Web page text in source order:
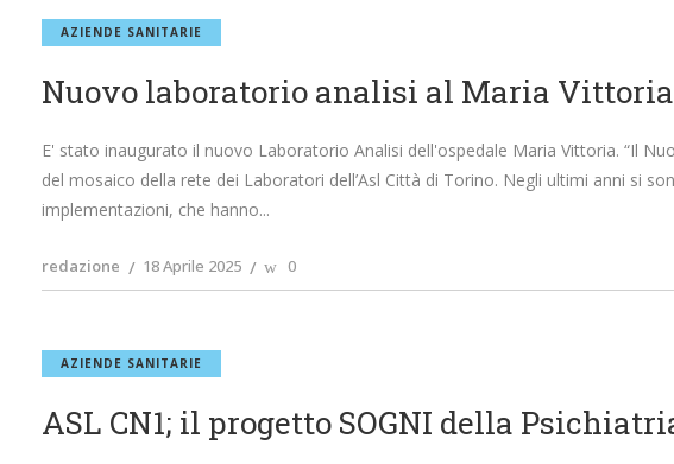
AZIENDE SANITARIE
Nuovo laboratorio analisi al Maria Vittoria
E' stato inaugurato il nuovo Laboratorio Analisi dell'ospedale Maria Vittoria. “Il
del mosaico della rete dei Laboratori dell’Asl Città di Torino. Negli ultimi anni si
implementazioni, che hanno
redazione 18 Aprile 2025 0
AZIENDE SANITARIE
ASL CN1; il progetto SOGNI della